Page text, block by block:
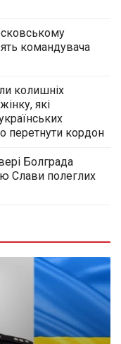
командувача
колишніх
які
перетнути кордон
Болграда
Слави полеглих